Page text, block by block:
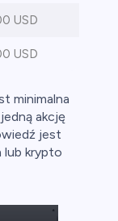
USD
USD
minimalna
akcję
jest
lub krypto